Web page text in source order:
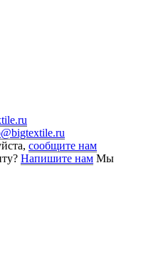
сообщите нам
Напишите нам Мы